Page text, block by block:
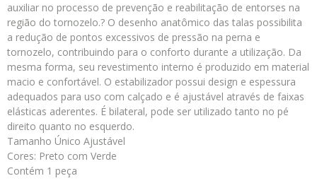
auxiliar no processo de prevenção e reabilitação de entorses na
região do tornozelo.? O desenho anatômico das talas possibilita
a redução de pontos excessivos de pressão na perna e
tornozelo, contribuindo para o conforto durante a utilização. Da
mesma forma, seu revestimento interno é produzido em material
macio e confortável. O estabilizador possui design e espessura
adequados para uso com calçado e é ajustável através de faixas
elásticas aderentes. É bilateral, pode ser utilizado tanto no pé
direito quanto no esquerdo.
Tamanho Único Ajustável
Cores: Preto com Verde
Contém 1 peça